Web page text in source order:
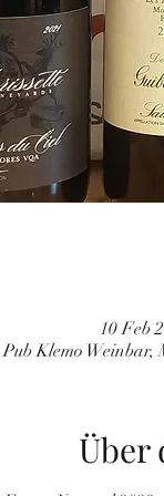
10 Feb
Pub Klemo Weinbar,
Über